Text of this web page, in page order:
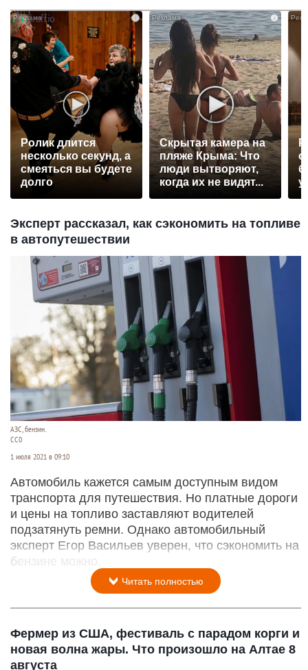
Ролик длится
несколько секунд, а
смеяться вы будете
долго
i
Скрытая камера на
пляже Крыма: Что
люди вытворяют,
когда их не видят...
Эксперт рассказал, как сэкономить на топливе
в автопутешествии
АЗС, бензин.
CC0
1 июля 2021 в 09:10
Автомобиль кажется самым доступным видом
транспорта для путешествия. Но платные дороги
и цены на топливо заставляют водителей
подзатянуть ремни. Однако автомобильный
эксперт Егор Васильев уверен, что сэкономить на
бензине можно.
Читать полностью
Фермер из США, фестиваль с парадом корги и
новая волна жары. Что произошло на Алтае 8
августа